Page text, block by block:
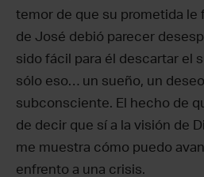
temor de que su prometida le
de José debió parecer
sido fácil para él descartar el
sólo eso… un sueño, un
subconsciente. El hecho de
de decir que sí a la visión de
me muestra cómo puedo
enfrento a una crisis.